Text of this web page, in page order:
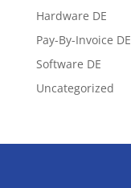
Hardware DE
Pay-By-Invoice DE
Software DE
Uncategorized